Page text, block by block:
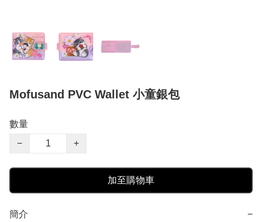
Mofusand PVC Wallet 小童銀包
數量
−
+
加至購物車
簡介 −